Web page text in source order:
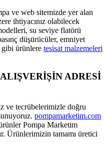
ve web sitemizde yer alan
ihtiyacınız olabilecek
su seviye flatörü
düşürücüler, emniyet
ürünlere tesisat malzemeleri
ADRESİ
ve tecrübelerimizle doğru
pompamarketim.com
Pompa Marketim
Ürünlerimizin tamamı üretici